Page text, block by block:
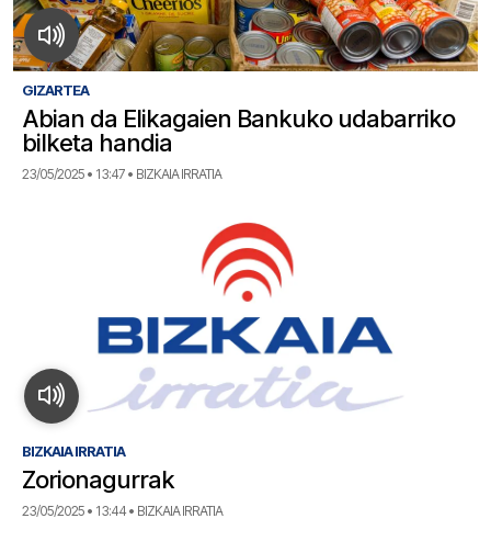
GIZARTEA
Abian da Elikagaien Bankuko udabarriko
bilketa handia
23/05/2025 • 13:47 • BIZKAIA IRRATIA
BIZKAIA IRRATIA
Zorionagurrak
23/05/2025 • 13:44 • BIZKAIA IRRATIA